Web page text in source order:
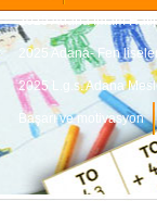
2025 Adana İmam
2025 Adana- Fen
2025 L.g.s. Adana
Başarı ve motivasyon